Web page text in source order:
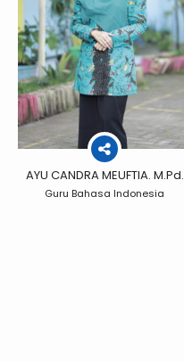
AYU CANDRA MEUFTIA. M.Pd.
Guru Bahasa Indonesia